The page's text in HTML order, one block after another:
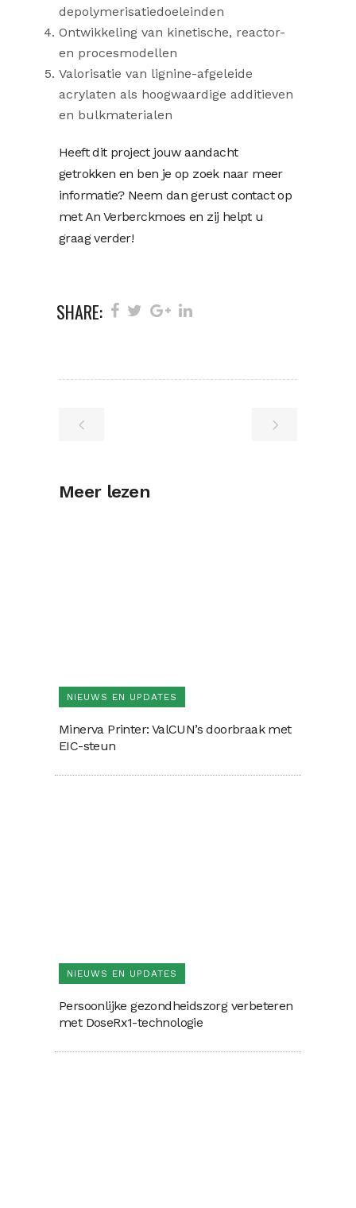
depolymerisatiedoeleinden
Ontwikkeling van kinetische, reactor-
en procesmodellen
Valorisatie van lignine-afgeleide
acrylaten als hoogwaardige additieven
en bulkmaterialen
Heeft dit project jouw aandacht
getrokken en ben je op zoek naar meer
informatie? Neem dan gerust contact op
met An Verberckmoes en zij helpt u
graag verder!
SHARE:
Meer lezen
NIEUWS EN UPDATES
Minerva Printer: ValCUN’s doorbraak met
EIC-steun
NIEUWS EN UPDATES
Persoonlijke gezondheidszorg verbeteren
met DoseRx1-technologie